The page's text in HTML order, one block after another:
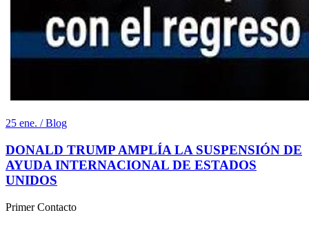
25 ene. / Blog
DONALD TRUMP AMPLÍA LA SUSPENSIÓN DE
AYUDA INTERNACIONAL DE ESTADOS
UNIDOS
Primer Contacto